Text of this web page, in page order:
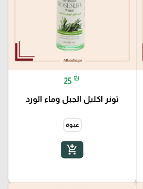
25 ₪
تونر اكليل الجبل وماء الورد
عبوة
add_shopping_cart